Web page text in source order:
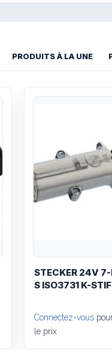
PRODUITS À LA UNE
STECKER 24V 7-
S ISO3731 K-
Connectez-vous
le prix